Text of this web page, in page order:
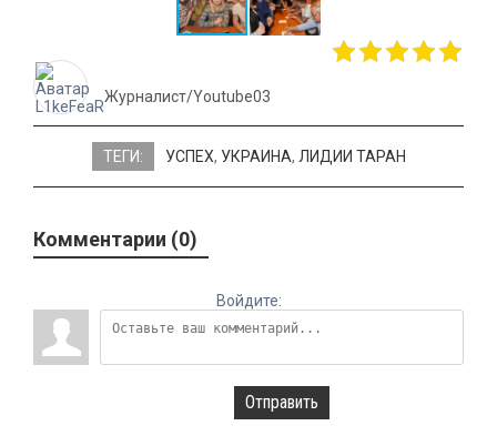
Журналист/Youtube03
ТЕГИ: УСПЕХ, УКРАИНА, ЛИДИИ ТАРАН
Комментарии (0)
Войдите:
Отправить